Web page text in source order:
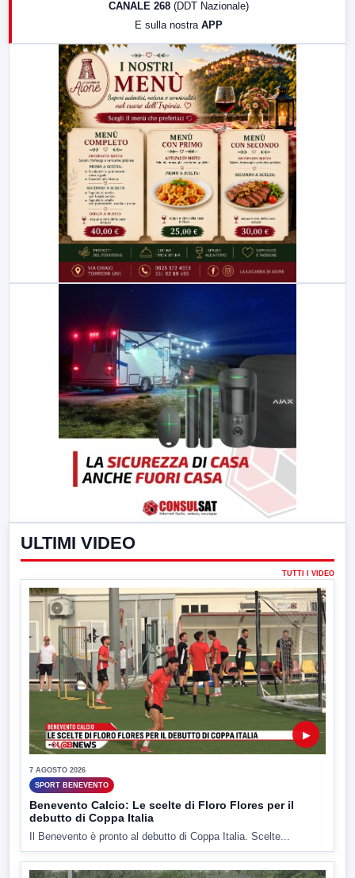
LabNews (replica)
CANALE 268 (DDT Nazionale)
E sulla nostra APP
ULTIMI VIDEO
TUTTI I VIDEO
▶
7 AGOSTO 2026
SPORT BENEVENTO
Benevento Calcio: Le scelte di Floro Flores per il
debutto di Coppa Italia
Il Benevento è pronto al debutto di Coppa Italia. Scelte...